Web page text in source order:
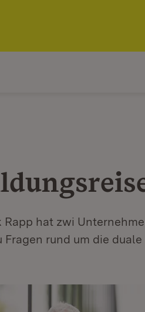
hat zwi
rund um die duale